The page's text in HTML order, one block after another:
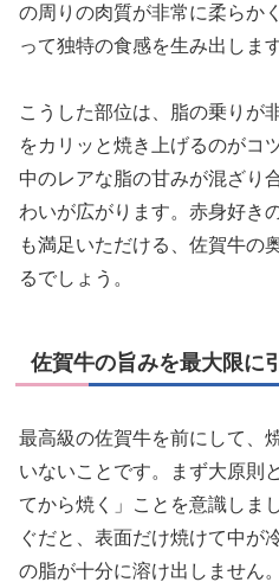
の周りの肉質が非常に柔らか
って独特の食感を生み出します
こうした部位は、脂の乗りが
をカリッと焼き上げるのがコ
中のレアな脂の甘みが混ざり
わいが広がります。赤身好き
も満足いただける、佐賀牛の
るでしょう。
佐賀牛の旨みを最大限に
最高級の佐賀牛を前にして、
いないことです。まず大原則
てから焼く」ことを意識しま
ぐだと、表面だけ焼けて中が
の脂が十分に溶け出しません。